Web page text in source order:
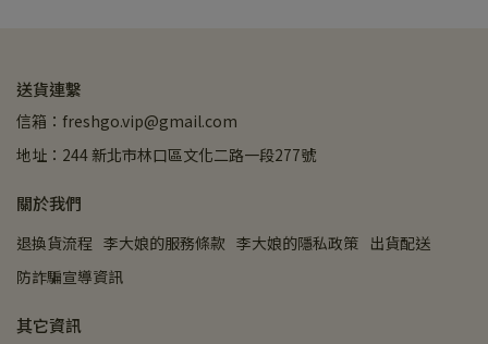
送貨連繫
信箱：freshgo.vip@gmail.com
地址：244 新北市林口區文化二路一段277號
關於我們
退換貨流程 李大娘的服務條款 李大娘的隱私政策 出貨配送
防詐騙宣導資訊
其它資訊